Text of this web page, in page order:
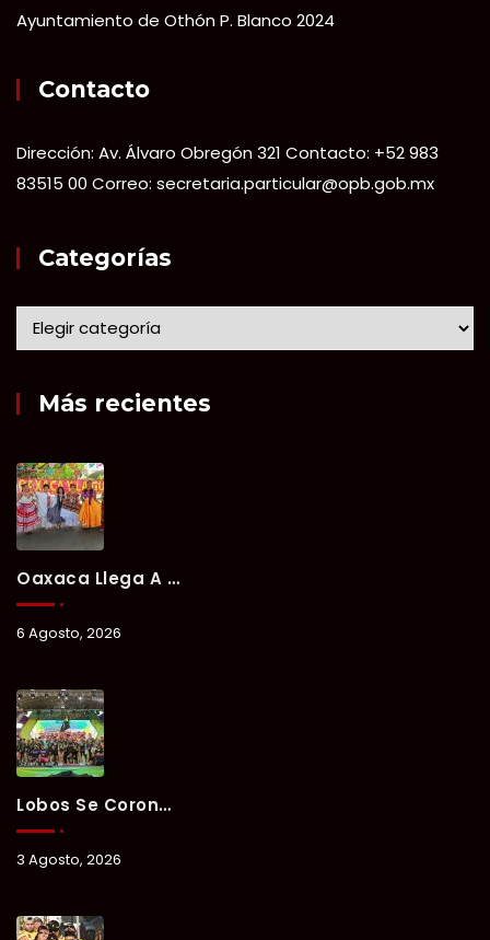
Ayuntamiento de Othón P. Blanco 2024
Contacto
Dirección: Av. Álvaro Obregón 321 Contacto: +52 983
83515 00 Correo: secretaria.particular@opb.gob.mx
Categorías
Más recientes
Oaxaca Llega A Chetumal Con El Color, Sabor Y Tradición De La Guelaguetza 2026.
6 Agosto, 2026
Lobos Se Corona Campeón Del Verano Xul-Há 2026 Tras Tres Días De Intensa Competencia.
3 Agosto, 2026